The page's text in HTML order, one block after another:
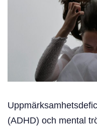
(ADHD) och mental